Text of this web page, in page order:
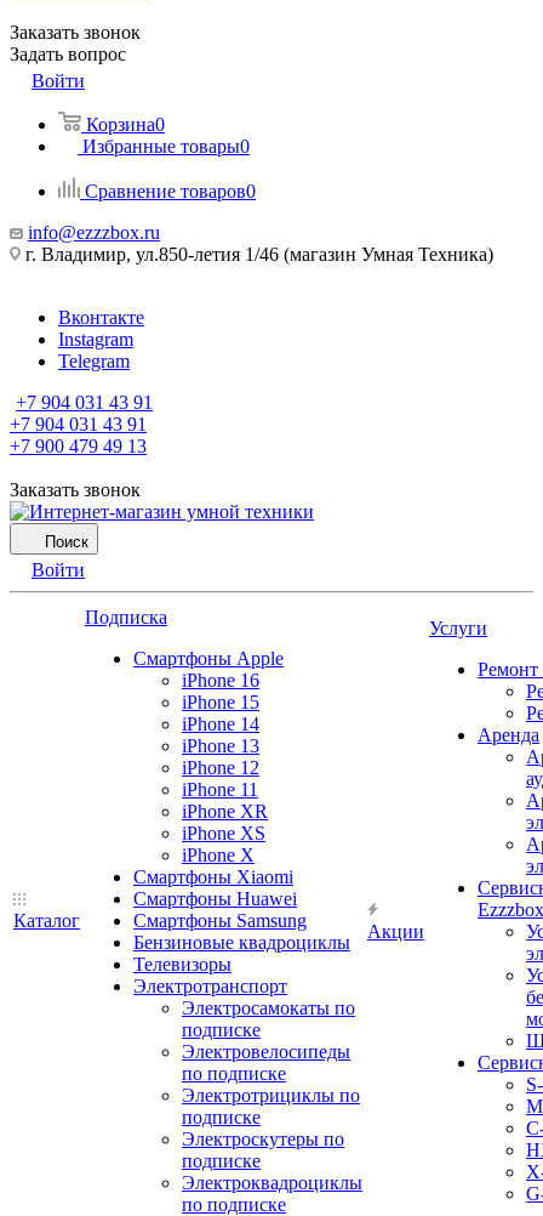
Заказать звонок
Задать вопрос
Войти
Корзина0
Избранные товары0
Сравнение товаров0
info@ezzzbox.ru
г. Владимир, ул.850-летия 1/46 (магазин Умная Техника)
Вконтакте
Instagram
Telegram
+7 904 031 43 91
+7 904 031 43 91
+7 900 479 49 13
Заказать звонок
Поиск
Войти
Каталог
Подписка
Смартфоны Apple
iPhone 16
iPhone 15
iPhone 14
iPhone 13
iPhone 12
iPhone 11
iPhone XR
iPhone XS
iPhone X
Смартфоны Xiaomi
Смартфоны Huawei
Смартфоны Samsung
Бензиновые квадроциклы
Телевизоры
Электротранспорт
Электросамокаты по
подписке
Электровелосипеды
по подписке
Электротрициклы по
подписке
Электроскутеры по
подписке
Электроквадроциклы
по подписке
Акции
Услуги
Ремонт
Аренда
Ezzzbox